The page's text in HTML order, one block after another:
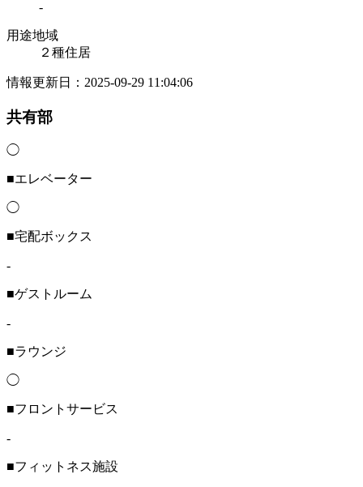
-
用途地域
２種住居
情報更新日：2025-09-29 11:04:06
共有部
◯
■エレベーター
◯
■宅配ボックス
-
■ゲストルーム
-
■ラウンジ
◯
■フロントサービス
-
■フィットネス施設